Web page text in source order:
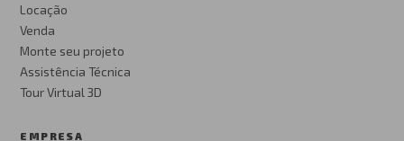
Locação
Venda
Monte seu projeto
Assistência Técnica
Tour Virtual 3D
EMPRESA